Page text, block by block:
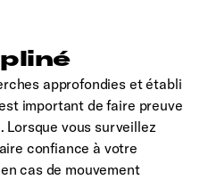
approfondies et établi
important de faire preuve
vous surveillez
confiance à votre
cas de mouvement